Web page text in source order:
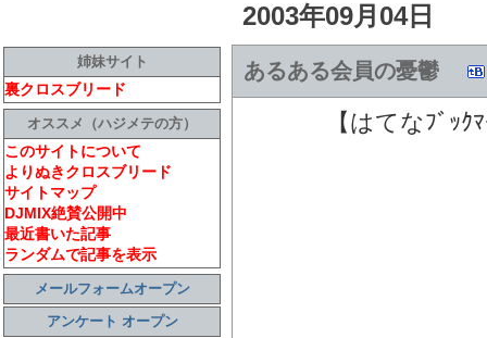
2003年09月04日
あるある会員の憂鬱
【はてなﾌﾞｯｸ
姉妹サイト
裏クロスブリード
オススメ（ハジメテの方）
このサイトについて
よりぬきクロスブリード
サイトマップ
DJMIX絶賛公開中
最近書いた記事
ランダムで記事を表示
メールフォームオープン
アンケート オープン